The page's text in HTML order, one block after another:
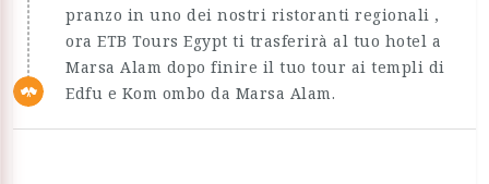
pranzo in uno dei nostri ristoranti regionali ,
ora ETB Tours Egypt ti trasferirà al tuo hotel a
Marsa Alam dopo finire il tuo tour ai templi di
Edfu e Kom ombo da Marsa Alam.